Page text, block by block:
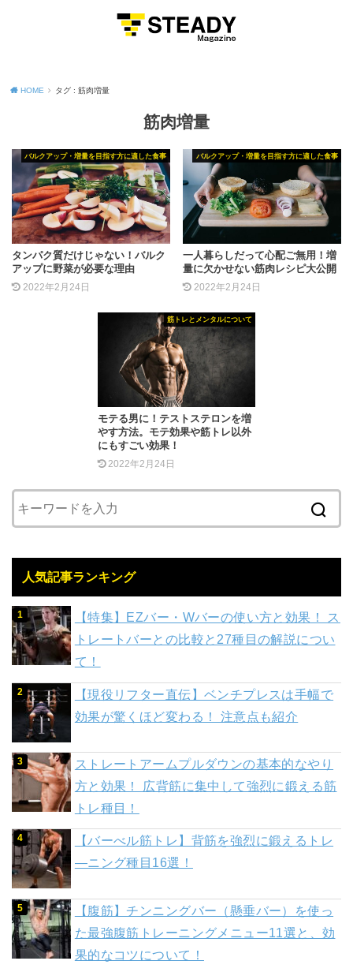
HOME タグ : 筋肉増量
筋肉増量
バルクアップ・増量を目指す方に適した食事
タンパク質だけじゃない！バルク
アップに野菜が必要な理由
2022年2月24日
バルクアップ・増量を目指す方に適した食事
一人暮らしだって心配ご無用！増
量に欠かせない筋肉レシピ大公開
2022年2月24日
筋トレとメンタルについて
モテる男に！テストステロンを増
やす方法。モテ効果や筋トレ以外
にもすごい効果！
2022年2月24日
人気記事ランキング
【特集】EZバー・Wバーの使い方と効果！ ス
トレートバーとの比較と27種目の解説につい
て！
【現役リフター直伝】ベンチプレスは手幅で
効果が驚くほど変わる！ 注意点も紹介
ストレートアームプルダウンの基本的なやり
方と効果！ 広背筋に集中して強烈に鍛える筋
トレ種目！
【バーべル筋トレ】背筋を強烈に鍛えるトレ
―ニング種目16選！
【腹筋】チンニングバー（懸垂バー）を使っ
た最強腹筋トレーニングメニュー11選と、効
果的なコツについて！